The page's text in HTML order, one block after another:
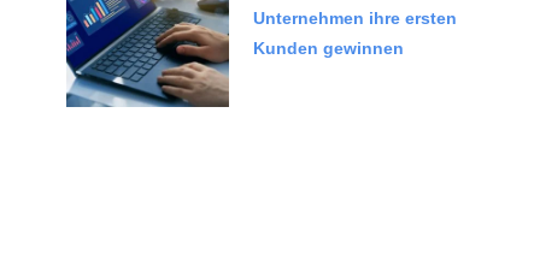
Unternehmen ihre ersten
Kunden gewinnen